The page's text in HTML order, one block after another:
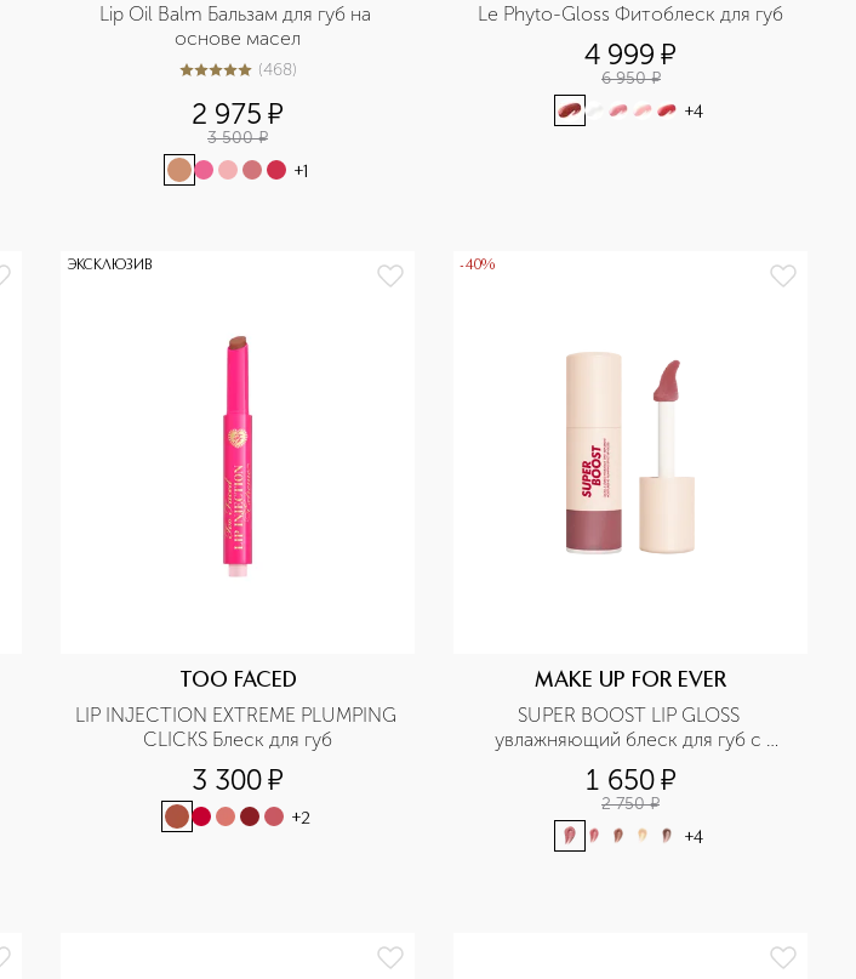
Lip Oil Balm Бальзам для губ на
основе масел
4.9из5468 (468)
2 975 ¤
3 500 ¤
+1
Le Phyto-Gloss Фитоблеск для губ
4 999 ¤
6 950 ¤
+4
ЭКСКЛЮЗИВ
TOO FACED
LIP INJECTION EXTREME PLUMPING
CLICKS Блеск для губ
3 300¤
+2
-40%
MAKE UP FOR EVER
SUPER BOOST LIP GLOSS
увлажняющий блеск для губ с
1 650¤
2 750 ¤
+4